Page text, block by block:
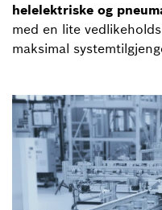
helelektriske og
med en lite
maksimal